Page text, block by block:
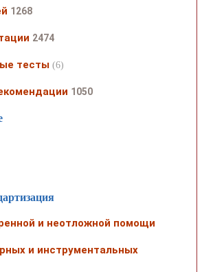
1268
2474
тесты (6)
1050
и неотложной помощи
и инструментальных